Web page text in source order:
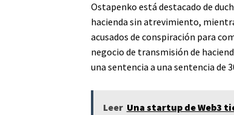
Ostapenko está destacado de
hacienda sin atrevimiento,
acusados ​​de conspiración para
negocio de transmisión de
una sentencia a una sentencia de
Leer Una startup de Web3